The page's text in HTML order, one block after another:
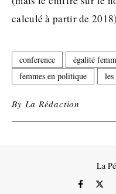
calculé à partir de 2018)
conference égalité
femmes en politique
les
ByLa Rédaction
La